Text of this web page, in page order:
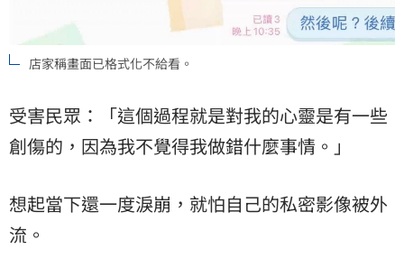
店家稱畫面已格式化不給看。
受害民眾：「這個過程就是對我的心靈是有一些
創傷的，因為我不覺得我做錯什麼事情。」
想起當下還一度淚崩，就怕自己的私密影像被外
流。